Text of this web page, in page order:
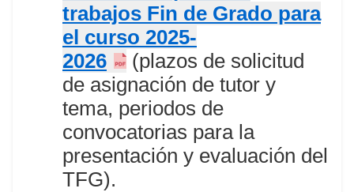
trabajos Fin de Grado para
el curso 2025-
2026
(plazos de solicitud
de asignación de tutor y
tema, periodos de
convocatorias para la
presentación y evaluación del
TFG).